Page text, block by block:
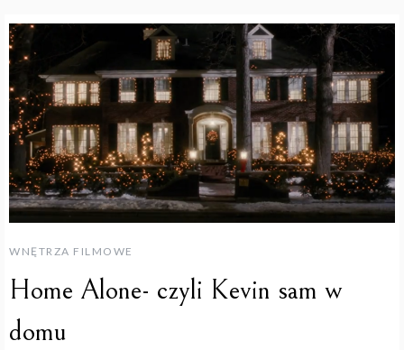
WNĘTRZA FILMOWE
Home Alone- czyli Kevin sam w
domu